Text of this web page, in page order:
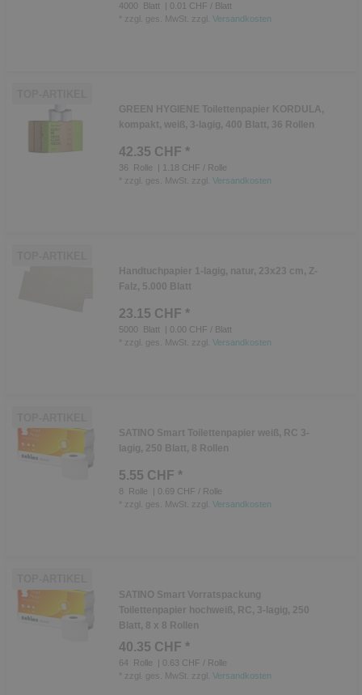
4000 Blatt
| 0.01 CHF / Blatt
zzgl. ges. MwSt. zzgl. Versandkosten
GREEN HYGIENE Toilettenpapier KORDULA,
kompakt, weiß, 3-lagig, 400 Blatt, 36 Rollen
42.35 CHF *
36 Rolle
| 1.18 CHF / Rolle
zzgl. ges. MwSt. zzgl. Versandkosten
Handtuchpapier 1-lagig, natur, 23x23 cm, Z-
Falz, 5.000 Blatt
23.15 CHF *
5000 Blatt
| 0.00 CHF / Blatt
zzgl. ges. MwSt. zzgl. Versandkosten
SATINO Smart Toilettenpapier weiß, RC 3-
lagig, 250 Blatt, 8 Rollen
5.55 CHF *
8 Rolle
| 0.69 CHF / Rolle
zzgl. ges. MwSt. zzgl. Versandkosten
SATINO Smart Vorratspackung
Toilettenpapier hochweiß, RC, 3-lagig, 250
Blatt, 8 x 8 Rollen
40.35 CHF *
64 Rolle
| 0.63 CHF / Rolle
zzgl. ges. MwSt. zzgl. Versandkosten